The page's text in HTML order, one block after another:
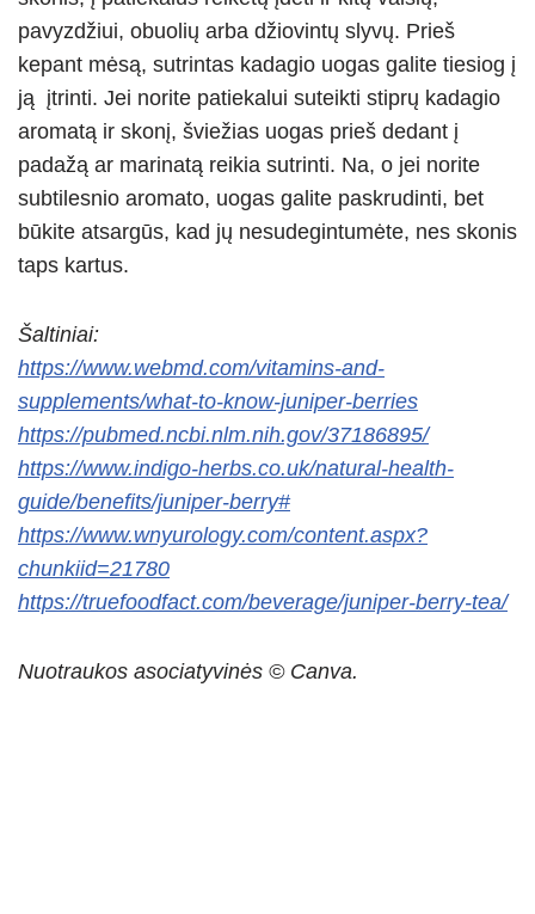
pavyzdžiui, obuolių arba džiovintų slyvų. Prieš
kepant mėsą, sutrintas kadagio uogas galite tiesiog į
ją įtrinti. Jei norite patiekalui suteikti stiprų kadagio
aromatą ir skonį, šviežias uogas prieš dedant į
padažą ar marinatą reikia sutrinti. Na, o jei norite
subtilesnio aromato, uogas galite paskrudinti, bet
būkite atsargūs, kad jų nesudegintumėte, nes skonis
taps kartus.
Šaltiniai:
https://www.webmd.com/vitamins-and-
supplements/what-to-know-juniper-berries
https://pubmed.ncbi.nlm.nih.gov/37186895/
https://www.indigo-herbs.co.uk/natural-health-
guide/benefits/juniper-berry#
https://www.wnyurology.com/content.aspx?
chunkiid=21780
https://truefoodfact.com/beverage/juniper-berry-tea/
Nuotraukos asociatyvinės © Canva.